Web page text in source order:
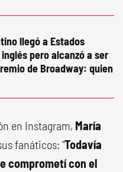
llegó a Estados
pero alcanzó a ser
de Broadway: quien
en Instagram, María
fanáticos: "Todavía
comprometí con el